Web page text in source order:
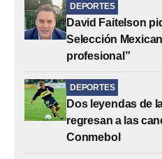
DEPORTES
David Faitelson
Selección
profesional”
DEPORTES
Dos leyendas de
regresan a las
Conmebol